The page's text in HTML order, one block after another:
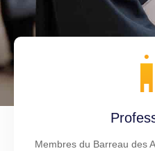
Membres du Barreau des